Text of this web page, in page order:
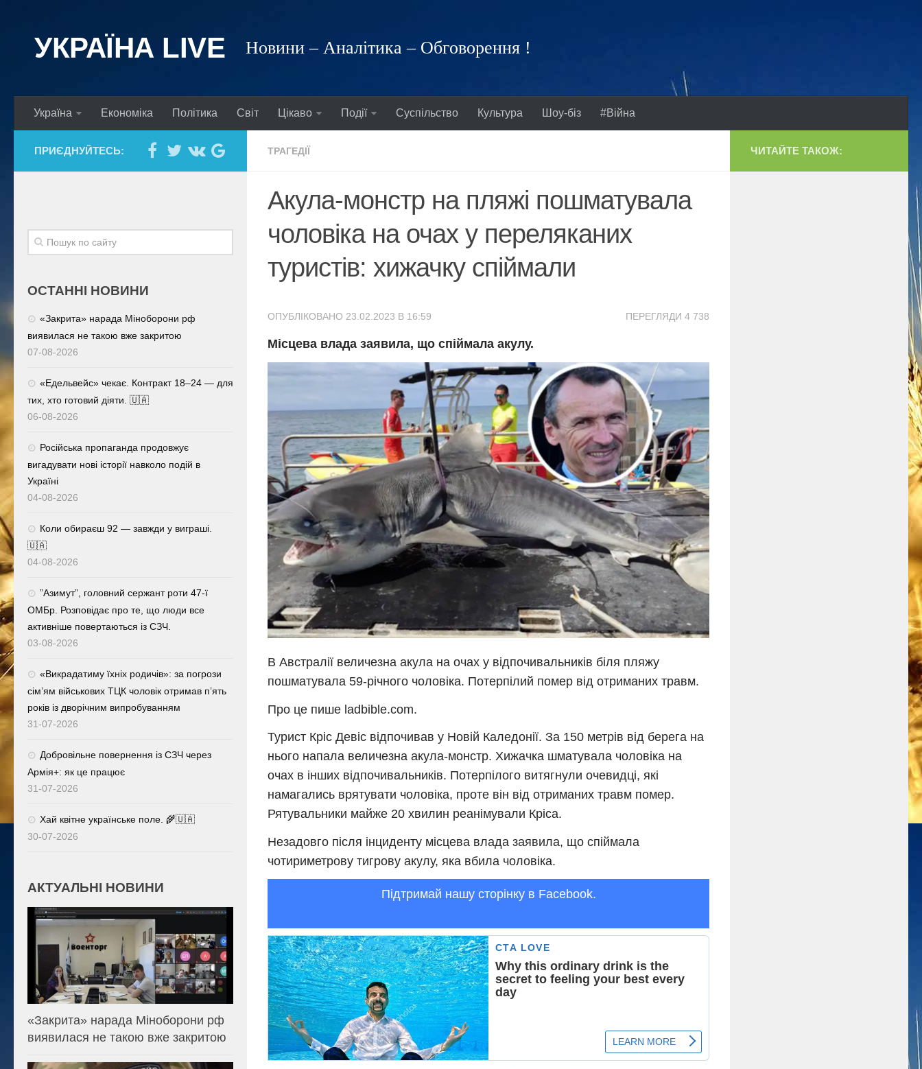
УКРАЇНА LIVE Новини – Аналітика – Обговорення !
Україна Економіка Політика Світ Цікаво Події Суспільство Культура Шоу-біз #Війна
ТРАГЕДІЇ
Акула-монстр на пляжі пошматувала
чоловіка на очах у переляканих
туристів: хижачку спіймали
ПЕРЕГЛЯДИ 4 738
ОПУБЛІКОВАНО 23.02.2023 В 16:59
Місцева влада заявила, що спіймала акулу.
В Австралії величезна акула на очах у відпочивальників біля пляжу
пошматувала 59-річного чоловіка. Потерпілий помер від отриманих травм.
Про це пише ladbible.com.
Турист Кріс Девіс відпочивав у Новій Каледонії. За 150 метрів від берега на
нього напала величезна акула-монстр. Хижачка шматувала чоловіка на
очах в інших відпочивальників. Потерпілого витягнули очевидці, які
намагались врятувати чоловіка, проте він від отриманих травм помер.
Рятувальники майже 20 хвилин реанімували Кріса.
Незадовго після інциденту місцева влада заявила, що спіймала
чотириметрову тигрову акулу, яка вбила чоловіка.
Підтримай нашу сторінку в Facebook.
ПРИЄДНУЙТЕСЬ:
ОСТАННІ НОВИНИ
«Закрита» нарада Міноборони рф
виявилася не такою вже закритою
07-08-2026
«Едельвейс» чекає. Контракт 18–24 — для
тих, хто готовий діяти. 🇺🇦
06-08-2026
Російська пропаганда продовжує
вигадувати нові історії навколо подій в
Україні
04-08-2026
Коли обираєш 92 — завжди у виграші.
🇺🇦
04-08-2026
⁨”Азимут”, головний сержант роти 47-ї
ОМБр. Розповідає про те, що люди все
активніше повертаються із СЗЧ.
03-08-2026
«Викрадатиму їхніх родичів»: за погрози
сім’ям військових ТЦК чоловік отримав п’ять
років із дворічним випробуванням
31-07-2026
Добровільне повернення із СЗЧ через
Армія+: як це працює
31-07-2026
Хай квітне українське поле. 🌾🇺🇦
30-07-2026
АКТУАЛЬНІ НОВИНИ
«Закрита» нарада Міноборони рф
виявилася не такою вже закритою
ЧИТАЙТЕ ТАКОЖ: